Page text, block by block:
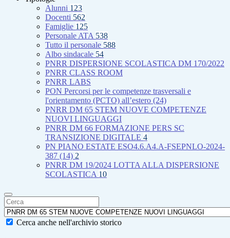
Alunni 123
Docenti 562
Famiglie 125
Personale ATA 538
Tutto il personale 588
Albo sindacale 54
PNRR DISPERSIONE SCOLASTICA DM 170/2022
PNRR CLASS ROOM
PNRR LABS
PON Percorsi per le competenze trasversali e
l'orientamento (PCTO) all’estero (24)
PNRR DM 65 STEM NUOVE COMPETENZE
NUOVI LINGUAGGI
PNRR DM 66 FORMAZIONE PERS SC
TRANSIZIONE DIGITALE 4
PN PIANO ESTATE ESO4.6.A4.A-FSEPNLO-2024-
387 (14) 2
PNRR DM 19/2024 LOTTA ALLA DISPERSIONE
SCOLASTICA 10
Cerca anche nell'archivio storico